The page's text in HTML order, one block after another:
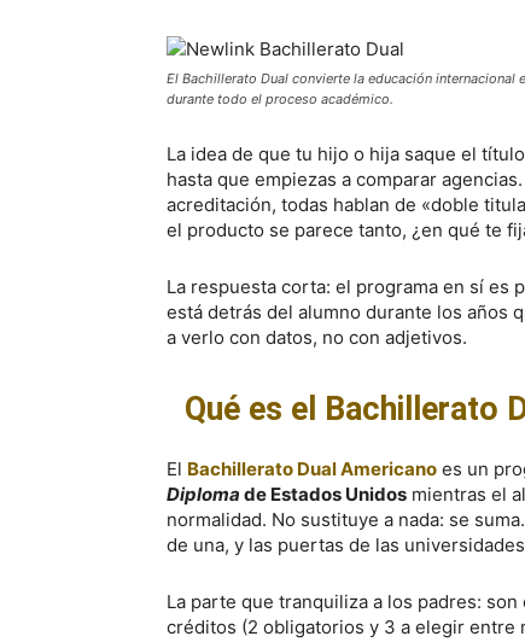
El Bachillerato Dual convierte la educación
durante todo el proceso académico.
La idea de que tu hijo o hija saque el
hasta que empiezas a comparar
acreditación, todas hablan de «doble
el producto se parece tanto, ¿en qué te
La respuesta corta: el programa en sí es
está detrás del alumno durante los años
a verlo con datos, no con adjetivos.
Qué es el Bachillerato
El Bachillerato Dual Americano es un
Diploma de Estados Unidos mientras el
normalidad. No sustituye a nada: se
de una, y las puertas de las
La parte que tranquiliza a los padres:
créditos (2 obligatorios y 3 a elegir entre